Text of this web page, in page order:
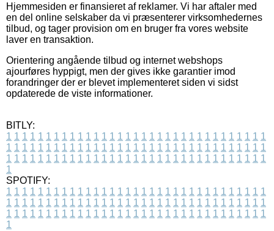
Hjemmesiden er finansieret af reklamer. Vi har aftaler med
en del online selskaber da vi præsenterer virksomhedernes
tilbud, og tager provision om en bruger fra vores website
laver en transaktion.
Orientering angående tilbud og internet webshops
ajourføres hyppigt, men der gives ikke garantier imod
forandringer der er blevet implementeret siden vi sidst
opdaterede de viste informationer.
BITLY:
1 1 1 1 1 1 1 1 1 1 1 1 1 1 1 1 1 1 1 1 1 1 1 1 1 1 1 1 1 1 1 1 1
1 1 1 1 1 1 1 1 1 1 1 1 1 1 1 1 1 1 1 1 1 1 1 1 1 1 1 1 1 1 1 1 1
1 1 1 1 1 1 1 1 1 1 1 1 1 1 1 1 1 1 1 1 1 1 1 1 1 1 1 1 1 1 1 1 1
1
SPOTIFY:
1 1 1 1 1 1 1 1 1 1 1 1 1 1 1 1 1 1 1 1 1 1 1 1 1 1 1 1 1 1 1 1 1
1 1 1 1 1 1 1 1 1 1 1 1 1 1 1 1 1 1 1 1 1 1 1 1 1 1 1 1 1 1 1 1 1
1 1 1 1 1 1 1 1 1 1 1 1 1 1 1 1 1 1 1 1 1 1 1 1 1 1 1 1 1 1 1 1 1
1